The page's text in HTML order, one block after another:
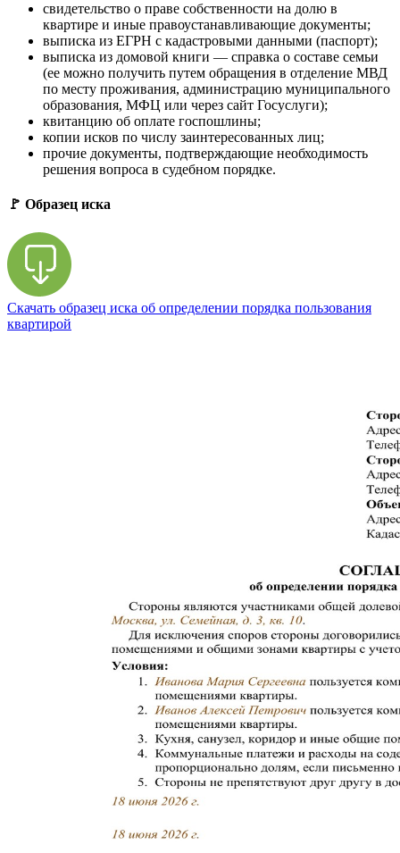
свидетельство о праве собственности на долю в
квартире и иные правоустанавливающие документы;
выписка из ЕГРН с кадастровыми данными (паспорт);
выписка из домовой книги — справка о составе семьи
(ее можно получить путем обращения в отделение МВД
по месту проживания, администрацию муниципального
образования, МФЦ или через сайт Госуслуги);
квитанцию об оплате госпошлины;
копии исков по числу заинтересованных лиц;
прочие документы, подтверждающие необходимость
решения вопроса в судебном порядке.
🚩 Образец иска
Скачать образец иска об определении порядка пользования
квартирой